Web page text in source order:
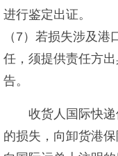
进行鉴定出证。
（7）若损失涉及
任，须提供责任方
告。
收货人国际快
的损失，向卸货港